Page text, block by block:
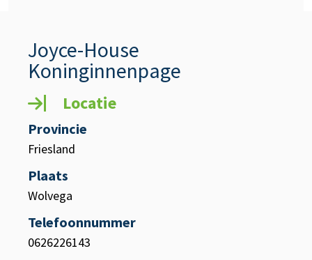
Joyce-House
Koninginnenpage
Locatie
Provincie
Friesland
Plaats
Wolvega
Telefoonnummer
0626226143